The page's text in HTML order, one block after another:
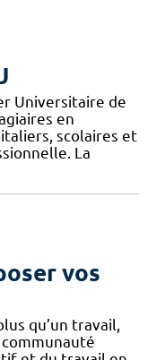
Universitaire de
en
scolaires et
La
vos
qu’un travail,